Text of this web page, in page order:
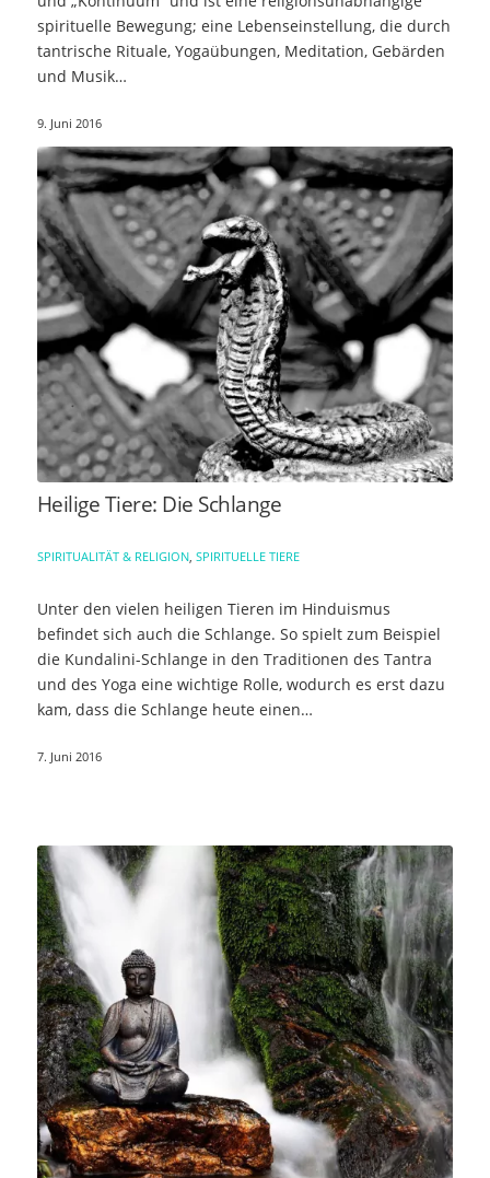
spirituelle Bewegung; eine Lebenseinstellung, die durch
tantrische Rituale, Yogaübungen, Meditation, Gebärden
und Musik…
9. Juni 2016
Heilige Tiere: Die Schlange
SPIRITUALITÄT & RELIGION, SPIRITUELLE TIERE
Unter den vielen heiligen Tieren im Hinduismus
befindet sich auch die Schlange. So spielt zum Beispiel
die Kundalini-Schlange in den Traditionen des Tantra
und des Yoga eine wichtige Rolle, wodurch es erst dazu
kam, dass die Schlange heute einen…
7. Juni 2016